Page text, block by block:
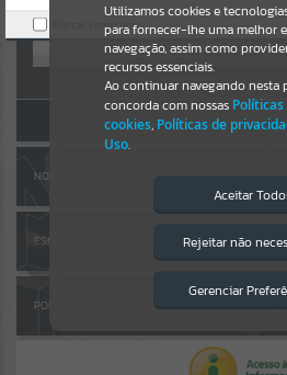
Por favor,
SERVIÇOS
PÁGINAS
OU
Cadastre-se|
ACESSAR SEM
NOTA FISCAL ELETRÔNICA
ESCRITA FISCAL
PORTAL DA TRANSPARÊNCIA
Utilizamos cookies e
para fornecer-lhe uma melhor
navegação, assim como
recursos essenciais.
Ao continuar navegando nesta
concorda com nossas
cookies, Políticas de
Uso.
Aceitar
Rejeitar não
Gerenciar
Isto significa que diversos
providenciados poderão não
Marcar como lido.